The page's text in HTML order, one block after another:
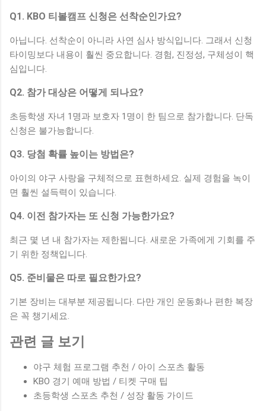
Q1. KBO 티볼캠프 신청은 선착순인가요?
아닙니다. 선착순이 아니라 사연 심사 방식입니다. 그래서 신청
타이밍보다 내용이 훨씬 중요합니다. 경험, 진정성, 구체성이 핵
심입니다.
Q2. 참가 대상은 어떻게 되나요?
초등학생 자녀 1명과 보호자 1명이 한 팀으로 참가합니다. 단독
신청은 불가능합니다.
Q3. 당첨 확률 높이는 방법은?
아이의 야구 사랑을 구체적으로 표현하세요. 실제 경험을 녹이
면 훨씬 설득력이 있습니다.
Q4. 이전 참가자는 또 신청 가능한가요?
최근 몇 년 내 참가자는 제한됩니다. 새로운 가족에게 기회를 주
기 위한 정책입니다.
Q5. 준비물은 따로 필요한가요?
기본 장비는 대부분 제공됩니다. 다만 개인 운동화나 편한 복장
은 꼭 챙기세요.
관련 글 보기
야구 체험 프로그램 추천 / 아이 스포츠 활동
KBO 경기 예매 방법 / 티켓 구매 팁
초등학생 스포츠 추천 / 성장 활동 가이드